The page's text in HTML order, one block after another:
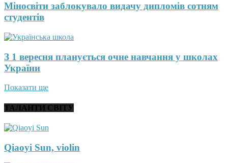
Міносвіти заблокувало видачу дипломів сотням
студентів
З 1 вересня планується очне навчання у школах
України
Показати ще
ТАЛАНТИ СВІТУ
Qiaoyi Sun, violin